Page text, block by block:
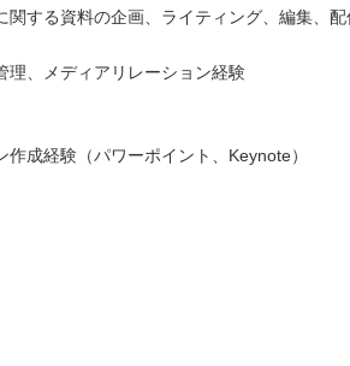
関する資料の企画、ライティング、編集、配
理、メディアリレーション経験
成経験（パワーポイント、Keynote）